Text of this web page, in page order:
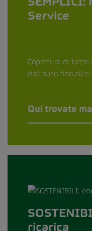
Service
Copertura di tutte
dall’auto fino
Qui trovate
ricarica